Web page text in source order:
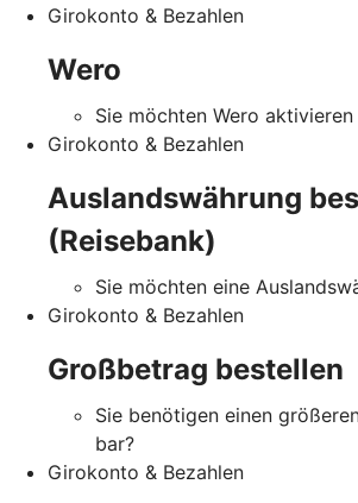
Girokonto & Bezahlen
Wero
Sie möchten Wero
Girokonto & Bezahlen
Auslandswährung
(Reisebank)
Sie möchten eine
Girokonto & Bezahlen
Großbetrag bestellen
Sie benötigen einen
bar?
Girokonto & Bezahlen